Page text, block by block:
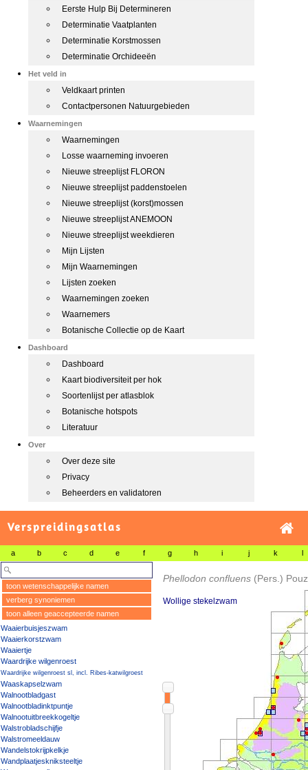
Eerste Hulp Bij Determineren
Determinatie Vaatplanten
Determinatie Korstmossen
Determinatie Orchideeën
Het veld in
Veldkaart printen
Contactpersonen Natuurgebieden
Waarnemingen
Waarnemingen
Losse waarneming invoeren
Nieuwe streeplijst FLORON
Nieuwe streeplijst paddenstoelen
Nieuwe streeplijst (korst)mossen
Nieuwe streeplijst ANEMOON
Nieuwe streeplijst weekdieren
Mijn Lijsten
Mijn Waarnemingen
Lijsten zoeken
Waarnemingen zoeken
Waarnemers
Botanische Collectie op de Kaart
Dashboard
Dashboard
Kaart biodiversiteit per hok
Soortenlijst per atlasblok
Botanische hotspots
Literatuur
Over
Over deze site
Privacy
Beheerders en validatoren
Verspreidingsatlas
a b c d e f g h i j k l
toon wetenschappelijke namen
verberg synoniemen
toon alleen geaccepteerde namen
Waaierbuisjeszwam
Waaierkorstzwam
Waaiertje
Waardrijke wilgenroest
Waardrijke wilgenroest sl, incl. Ribes-katwilgroest
Waaskapselzwam
Walnootbladgast
Walnootbladinktpuntje
Walnootuitbreekkogeltje
Walstrobladschijfje
Walstromeeldauw
Wandelstokrijpkelkje
Wandplaatjeskniksteeltje
Phellodon confluens (Pers.)
Wollige stekelzwam